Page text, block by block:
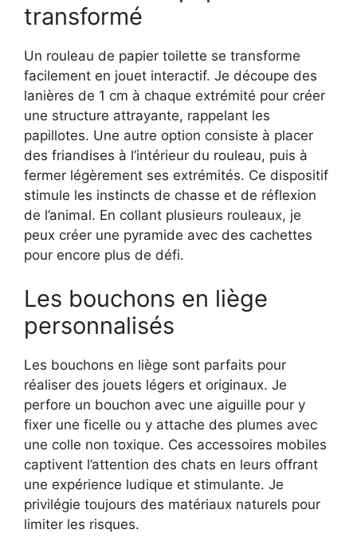
transformé
Un rouleau de papier toilette se transforme
facilement en jouet interactif. Je découpe des
lanières de 1 cm à chaque extrémité pour créer
une structure attrayante, rappelant les
papillotes. Une autre option consiste à placer
des friandises à l’intérieur du rouleau, puis à
fermer légèrement ses extrémités. Ce dispositif
stimule les instincts de chasse et de réflexion
de l’animal. En collant plusieurs rouleaux, je
peux créer une pyramide avec des cachettes
pour encore plus de défi.
Les bouchons en liège
personnalisés
Les bouchons en liège sont parfaits pour
réaliser des jouets légers et originaux. Je
perfore un bouchon avec une aiguille pour y
fixer une ficelle ou y attache des plumes avec
une colle non toxique. Ces accessoires mobiles
captivent l’attention des chats en leurs offrant
une expérience ludique et stimulante. Je
privilégie toujours des matériaux naturels pour
limiter les risques.